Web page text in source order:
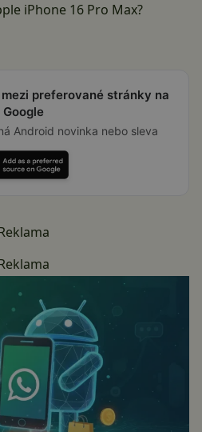
iPhone 16 Pro Max?
preferované stránky na
Google
Android novinka nebo sleva